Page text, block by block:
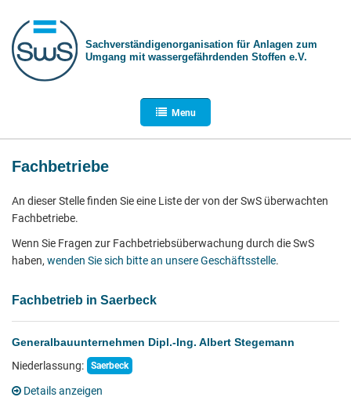
Sachverständigen­organisation für Anlagen zum
Umgang mit wasser­gefährdenden Stoffen e.V.
Menu
Fachbetriebe
An dieser Stelle finden Sie eine Liste der von der SwS überwachten
Fachbetriebe.
Wenn Sie Fragen zur Fachbetriebsüberwachung durch die SwS
haben, wenden Sie sich bitte an unsere Geschäftsstelle.
Fachbetrieb in Saerbeck
Generalbauunternehmen Dipl.-Ing. Albert Stegemann
Niederlassung:
Saerbeck
Details anzeigen